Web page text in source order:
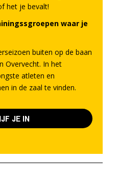
het je bevalt!
waar je
buiten op de baan
Overvecht. In het
atleten en
in de zaal te vinden.
JE IN